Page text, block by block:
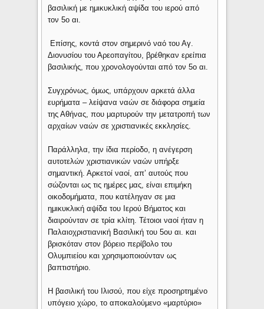
βασιλική με ημικυκλική αψίδα του ιερού από
τον 5ο αι.
Επίσης, κοντά στον σημερινό ναό του Αγ.
Διονυσίου του Αρεοπαγίτου, βρέθηκαν ερείπια
βασιλικής, που χρονολογούνται από τον 5ο αι.
Συγχρόνως, όμως, υπάρχουν αρκετά άλλα
ευρήματα – λείψανα ναών σε διάφορα σημεία
της Αθήνας, που μαρτυρούν την μετατροπή των
αρχαίων ναών σε χριστιανικές εκκλησίες.
Παράλληλα, την ίδια περίοδο, η ανέγερση
αυτοτελών χριστιανικών ναών υπήρξε
σημαντική. Αρκετοί ναοί, απ’ αυτούς που
σώζονται ως τις ημέρες μας, είναι επιμήκη
οικοδομήματα, που κατέληγαν σε μια
ημικυκλική αψίδα του Ιερού Βήματος και
διαιρούνταν σε τρία κλίτη. Τέτοιοι ναοί ήταν η
Παλαιοχριστιανική Βασιλική του 5ου αι. και
βρισκόταν στον βόρειο περίβολο του
Ολυμπιείου και χρησιμοποιούνταν ως
βαπτιστήριο.
Η βασιλική του Ιλισού, που είχε προσηρτημένο
υπόγειο χώρο, το αποκαλούμενο «μαρτύριο»